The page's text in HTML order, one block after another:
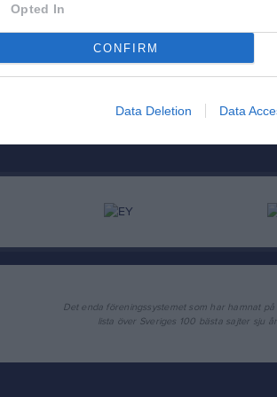
Opted In
CONFIRM
Data Deletion Data
Det enda föreningssystemet som har hamnat på
lista över Sveriges 100 bästa sajter sju